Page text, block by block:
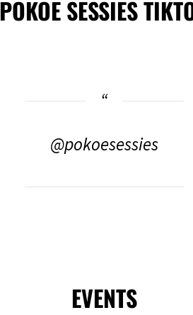
POKOE SESSIES
@pokoesessies
EVENTS